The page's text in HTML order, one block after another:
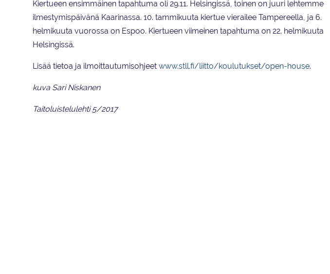
Kiertueen ensimmäinen tapahtuma oli 29.11. Helsingissä, toinen on juuri lehtemme
ilmestymispäivänä Kaarinassa. 10. tammikuuta kiertue vierailee Tampereella, ja 6.
helmikuuta vuorossa on Espoo. Kiertueen viimeinen tapahtuma on 22. helmikuuta
Helsingissä.
Lisää tietoa ja ilmoittautumisohjeet www.stll.fi/liitto/koulutukset/open-house.
kuva Sari Niskanen
Taitoluistelulehti 5/2017